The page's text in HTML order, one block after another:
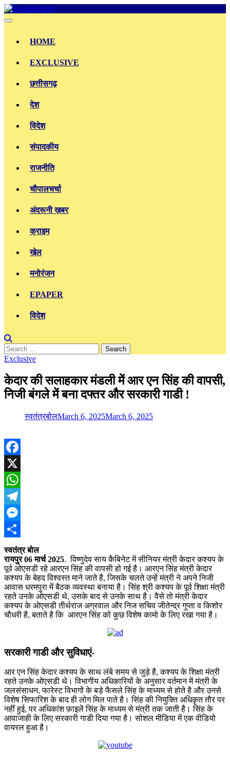
Skip
to
HOME
EXCLUSIVE
छत्तीसगढ़
देश
विदेश
संपादकीय
राजनीति
चौपालचर्चा
अंदरूनी ख़बर
क्राइम
खेल
मनोरंजन
EPAPER
विदेश
Search
for:
Exclusive
केदार की सलाहकार मंडली में आर एन सिंह की वापसी,
निजी बंगले में बना दफ्तर और सरकारी गाडी !
स्वतंत्रबोलMarch 6, 2025March 6, 2025
Facebook
X
WhatsApp
Telegram
Messenger
Share
स्वतंत्र बोल
रायपुर 06 मार्च 2025. विष्णुदेव साय कैबिनेट में सीनियर मंत्री केदार कश्यप के
पूर्व ओएसडी रहे आरएन सिंह की वापसी हो गई है। आरएन सिंह मंत्री केदार
कश्यप के बेहद विश्वस्त माने जाते है, जिसके चलते उन्हें मंत्री ने अपने निजी
आवास धरमपुरा में बैठक व्यवस्था बनाया है। सिंह श्री कश्यप के पूर्व शिक्षा मंत्री
रहते उनके ओएसडी थे, उसके बाद से उनके साथ है। वैसे तो मंत्री केदार
कश्यप के ओएसडी तीर्थराज अग्रवाल और निज सचिव जीतेन्द्र गुप्ता व किशोर
चौधरी है, बताते है कि आरएन सिंह को कुछ विशेष कामो के लिए रखा गया है।
सरकारी गाडी और सुविधाएं-
आर एन सिंह केदार कश्यप के साथ लंबे समय से जुड़े है, कश्यप के शिक्षा मंत्री
रहते उनके ओएसडी थे। विभागीय अधिकारियों के अनुसार वर्तमान में मंत्री के
जलसंसाधन, फारेस्ट विभागों के बड़े फैसले सिंह के माध्यम से होते है और उनसे
विशेष सिफारिश के बाद ही लोग मिल पाते है। सिंह की नियुक्ति अधिकृत तौर पर
नहीं हुई, पर अधिकांश फ़ाइलें सिंह के माध्यम से मंत्री तक जाती है। सिंह के
आवाजाही के लिए सरकारी गाडी दिया गया है। सोशल मीडिया में एक वीडियो
वायरल हुआ है।